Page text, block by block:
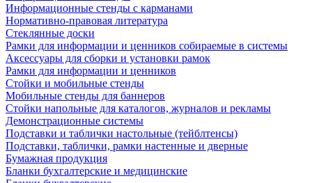
Информационные стенды с карманами
Нормативно-правовая литература
Стеклянные доски
Рамки для информации и ценников собираемые в системы
Аксессуары для сборки и установки рамок
Рамки для информации и ценников
Стойки и мобильные стенды
Мобильные стенды для баннеров
Стойки напольные для каталогов, журналов и рекламы
Демонстрационные системы
Подставки и таблички настольные (тейблтенсы)
Подставки, таблички, рамки настенные и дверные
Бумажная продукция
Бланки бухгалтерские и медицинские